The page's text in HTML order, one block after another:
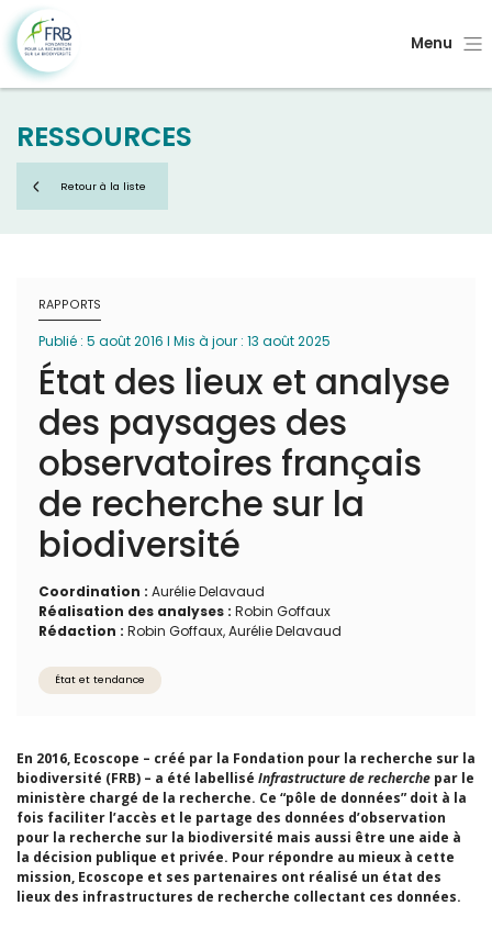
Menu
RESSOURCES
Retour à la liste
RAPPORTS
Publié : 5 août 2016 I Mis à jour : 13 août 2025
État des lieux et analyse
des paysages des
observatoires français
de recherche sur la
biodiversité
Coordination : Aurélie Delavaud
Réalisation des analyses : Robin Goffaux
Rédaction : Robin Goffaux, Aurélie Delavaud
État et tendance
En 2016, Ecoscope – créé par la Fondation pour la recherche sur la
biodiversité (FRB) – a été labellisé Infrastructure de recherche par le
ministère chargé de la recherche. Ce “pôle de données” doit à la
fois faciliter l’accès et le partage des données d’observation
pour la recherche sur la biodiversité mais aussi être une aide à
la décision publique et privée. Pour répondre au mieux à cette
mission, Ecoscope et ses partenaires ont réalisé un état des
lieux des infrastructures de recherche collectant ces données.